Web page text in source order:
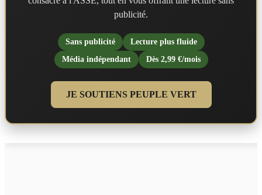
publicité.
Sans publicité
Lecture plus fluide
Média indépendant
Dès 2,99 €/mois
JE SOUTIENS PEUPLE VERT